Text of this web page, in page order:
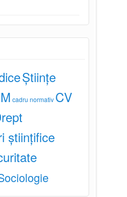
Științe
cadru normativ CV
științifice